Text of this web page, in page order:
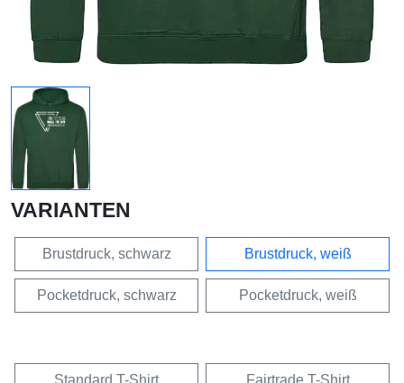
VARIANTEN
Brustdruck, schwarz Brustdruck, weiß
Pocketdruck, schwarz Pocketdruck, weiß
Standard T-Shirt Fairtrade T-Shirt